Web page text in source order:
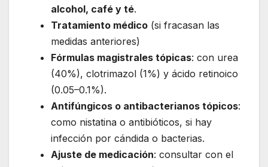
alcohol, café y té.
Tratamiento médico (si fracasan las
medidas anteriores)
Fórmulas magistrales tópicas: con urea
(40%), clotrimazol (1%) y ácido retinoico
(0.05–0.1%).
Antifúngicos o antibacterianos tópicos:
como nistatina o antibióticos, si hay
infección por cándida o bacterias.
Ajuste de medicación: consultar con el